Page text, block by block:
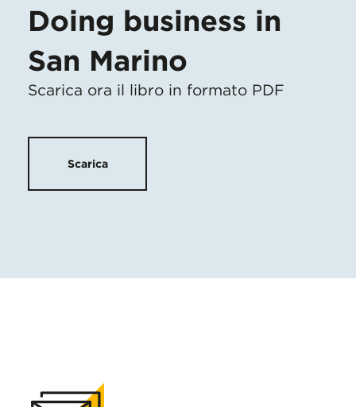
Doing business in
San Marino
Scarica ora il libro in formato PDF
Scarica